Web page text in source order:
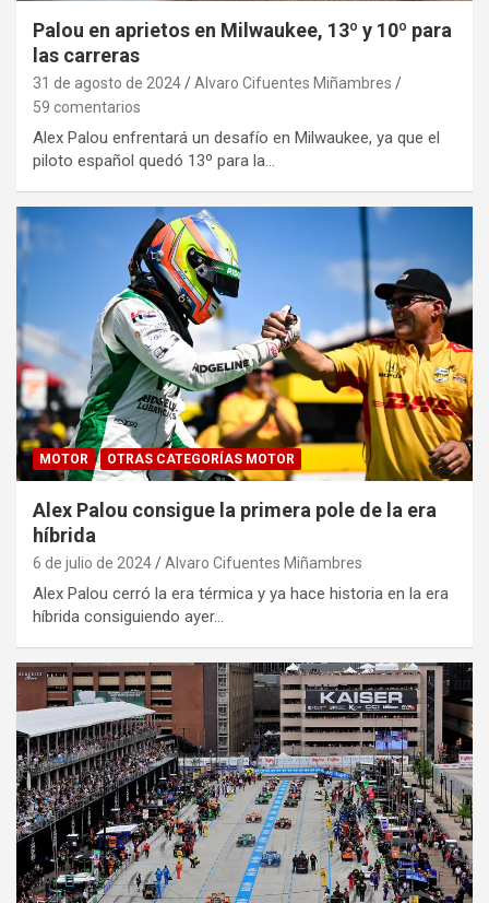
Palou en aprietos en Milwaukee, 13º y 10º para
las carreras
31 de agosto de 2024
Alvaro Cifuentes Miñambres
59 comentarios
Alex Palou enfrentará un desafío en Milwaukee, ya que el
piloto español quedó 13º para la…
MOTOR OTRAS CATEGORÍAS MOTOR
Alex Palou consigue la primera pole de la era
híbrida
6 de julio de 2024 Alvaro Cifuentes Miñambres
Alex Palou cerró la era térmica y ya hace historia en la era
híbrida consiguiendo ayer…